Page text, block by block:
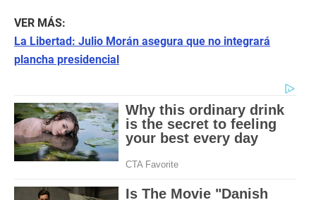
VER MÁS:
La Libertad: Julio Morán asegura que no integrará
plancha presidencial